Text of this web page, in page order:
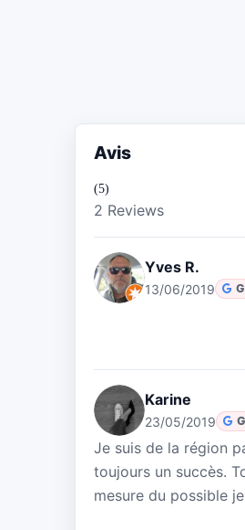
Avis
(5)
2 Reviews
Yves R.
13/06/2019
Karine
23/05/2019
Je suis de la région
toujours un succès.
mesure du possible